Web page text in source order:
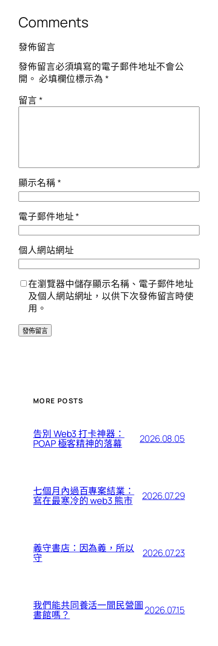
Comments
發佈留言
發佈留言必須填寫的電子郵件地址不會公
開。 必填欄位標示為*
留言*
顯示名稱*
電子郵件地址*
個人網站網址
在瀏覽器中儲存顯示名稱、電子郵件地址
及個人網站網址，以供下次發佈留言時使
用。
MORE POSTS
告別 Web3 打卡神器：
POAP 極客精神的落幕 2026.08.05
七個月內過百專案結業：
寫在最寒冷的 web3 熊市 2026.07.29
義守書店：因為義，所以
守 2026.07.23
我們能共同養活一間民營圖
書館嗎？ 2026.07.15